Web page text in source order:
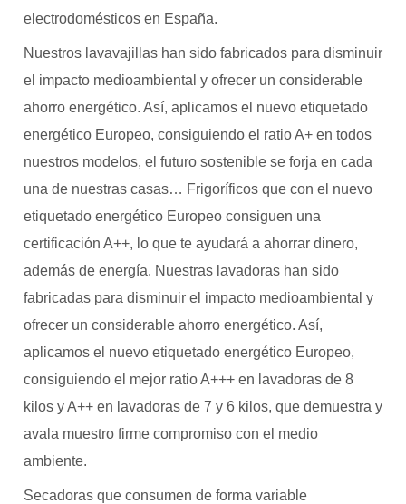
electrodomésticos en España.
Nuestros lavavajillas han sido fabricados para disminuir
el impacto medioambiental y ofrecer un considerable
ahorro energético. Así, aplicamos el nuevo etiquetado
energético Europeo, consiguiendo el ratio A+ en todos
nuestros modelos, el futuro sostenible se forja en cada
una de nuestras casas… Frigoríficos que con el nuevo
etiquetado energético Europeo consiguen una
certificación A++, lo que te ayudará a ahorrar dinero,
además de energía. Nuestras lavadoras han sido
fabricadas para disminuir el impacto medioambiental y
ofrecer un considerable ahorro energético. Así,
aplicamos el nuevo etiquetado energético Europeo,
consiguiendo el mejor ratio A+++ en lavadoras de 8
kilos y A++ en lavadoras de 7 y 6 kilos, que demuestra y
avala muestro firme compromiso con el medio
ambiente.
Secadoras que consumen de forma variable